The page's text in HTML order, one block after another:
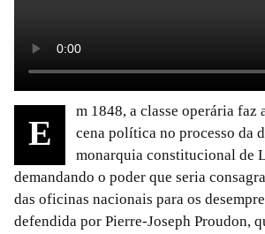
E
m 1848, a classe operária faz
cena política no processo da
monarquia constitucional de
demandando o poder que seria
das oficinas nacionais para os
defendida por Pierre-Joseph Proudon,